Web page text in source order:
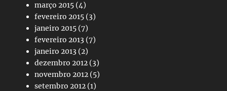
março 2015 (4)
fevereiro 2015 (3)
janeiro 2015 (7)
fevereiro 2013 (7)
janeiro 2013 (2)
dezembro 2012 (3)
novembro 2012 (5)
setembro 2012 (1)